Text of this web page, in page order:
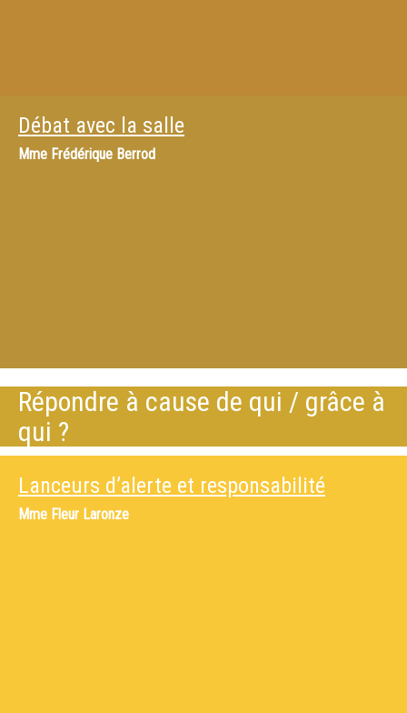
Débat avec la salle
Mme Frédérique Berrod
Répondre à cause de qui / grâce à
qui ?
Lanceurs d’alerte et responsabilité
Mme Fleur Laronze